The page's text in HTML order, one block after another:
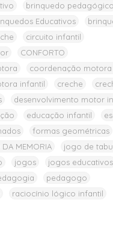
brinquedo pedagógico
Educativos
circuito infantil
CONFORTO
coordenação
infantil
creche
desenvolvimento motor
educação infantil
formas geométricas
MEMORIA
jogo de
jogos jogos educativos
pedagogo
raciocínio lógico infantil